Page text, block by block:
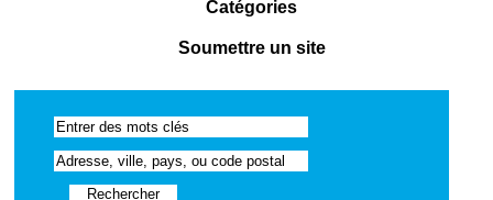
Catégories
Soumettre un site